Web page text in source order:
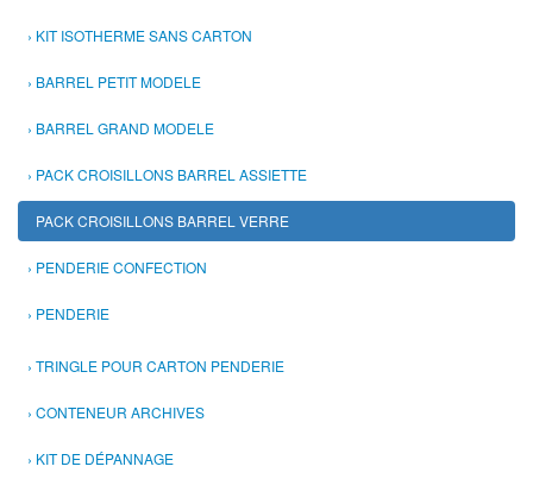
KIT ISOTHERME SANS CARTON
BARREL PETIT MODELE
BARREL GRAND MODELE
PACK CROISILLONS BARREL ASSIETTE
PACK CROISILLONS BARREL VERRE
PENDERIE CONFECTION
PENDERIE
TRINGLE POUR CARTON PENDERIE
CONTENEUR ARCHIVES
KIT DE DÉPANNAGE